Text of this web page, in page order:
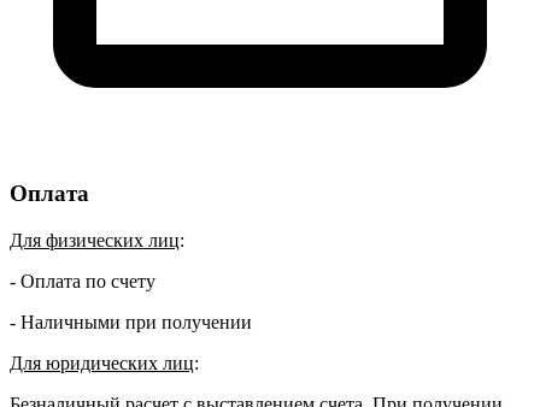
Оплата
Для физических лиц:
- Оплата по счету
- Наличными при получении
Для юридических лиц: